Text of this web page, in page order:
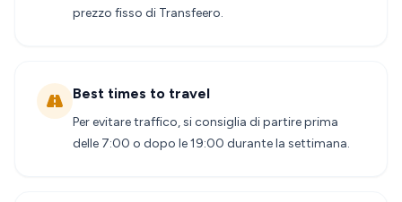
prezzo fisso di Transfeero.
Best times to travel
Per evitare traffico, si consiglia di partire prima
delle 7:00 o dopo le 19:00 durante la settimana.